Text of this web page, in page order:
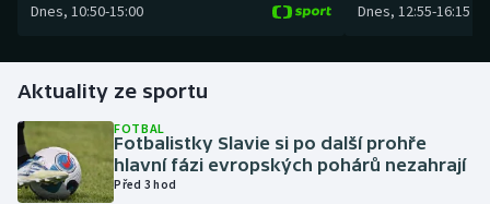
Futsal
Golf
Gymnastika
Dnes, 10:50-15:00 Dnes, 12:55-16:15
Aktuality ze sportu
FOTBAL
Fotbalistky Slavie si po další prohře
hlavní fázi evropských pohárů nezahrají
Před 3 hod